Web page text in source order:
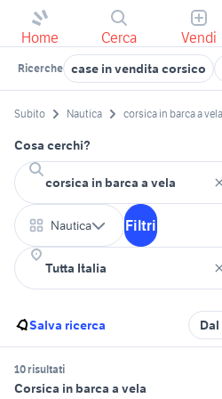
Home Cerca Vendi
Ricerche case in vendita corsico
Subito Nautica corsica in barca a vela
Cosa cerchi?
Nautica Filtri
Salva ricerca
10 risultati
Corsica in barca a vela